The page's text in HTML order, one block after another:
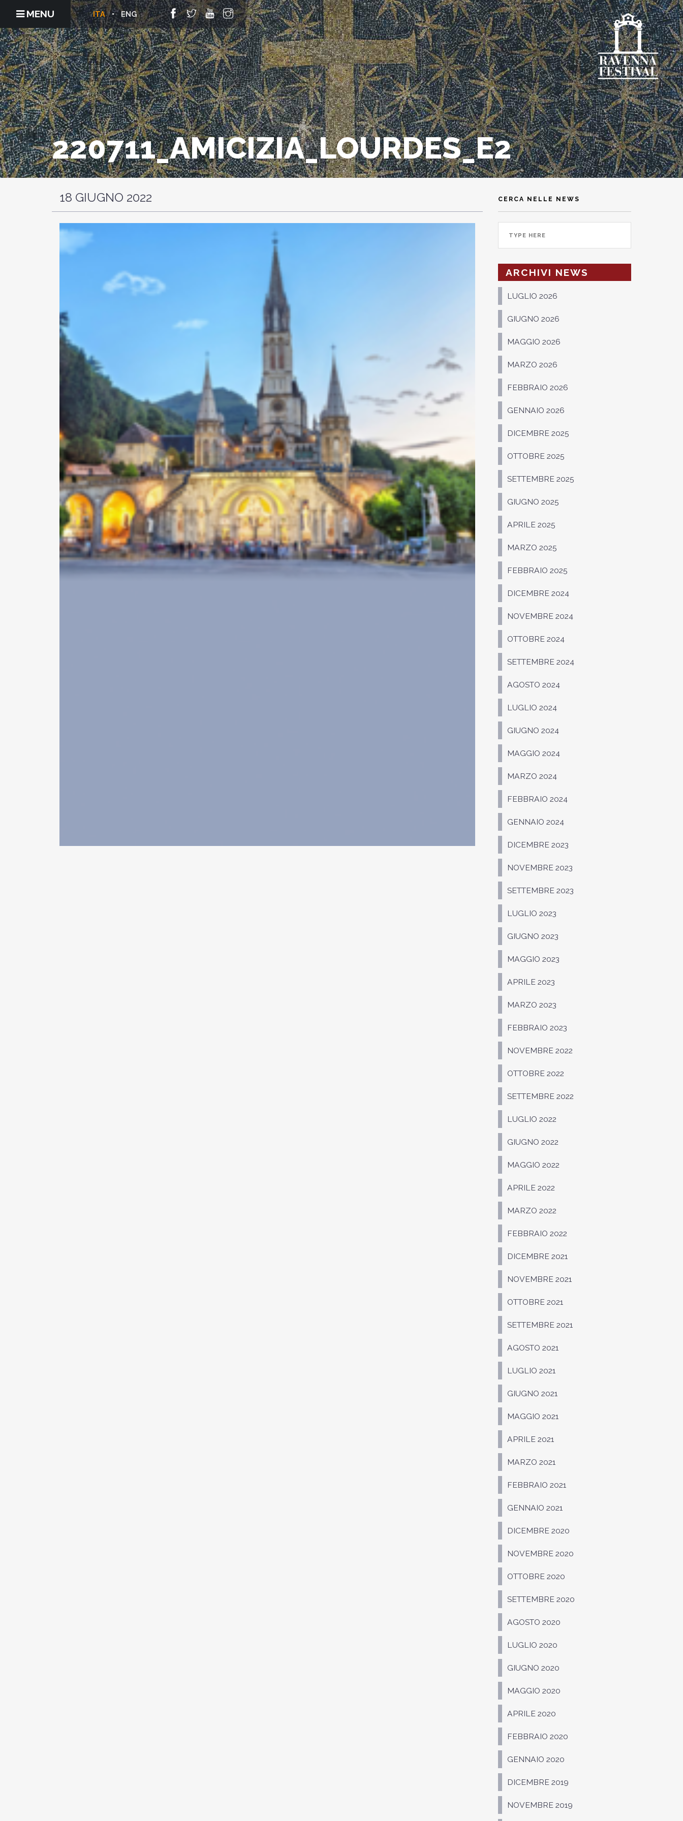
MENU ENG
ITA
220711_AMICIZIA_LOURDES_E2
18 GIUGNO 2022 CERCA NELLE NEWS
ARCHIVI NEWS
LUGLIO 2026
GIUGNO 2026
MAGGIO 2026
MARZO 2026
FEBBRAIO 2026
GENNAIO 2026
DICEMBRE 2025
OTTOBRE 2025
SETTEMBRE 2025
GIUGNO 2025
APRILE 2025
MARZO 2025
FEBBRAIO 2025
DICEMBRE 2024
NOVEMBRE 2024
OTTOBRE 2024
SETTEMBRE 2024
AGOSTO 2024
LUGLIO 2024
GIUGNO 2024
MAGGIO 2024
MARZO 2024
FEBBRAIO 2024
GENNAIO 2024
DICEMBRE 2023
NOVEMBRE 2023
SETTEMBRE 2023
LUGLIO 2023
GIUGNO 2023
MAGGIO 2023
APRILE 2023
MARZO 2023
FEBBRAIO 2023
NOVEMBRE 2022
OTTOBRE 2022
SETTEMBRE 2022
LUGLIO 2022
GIUGNO 2022
MAGGIO 2022
APRILE 2022
MARZO 2022
FEBBRAIO 2022
DICEMBRE 2021
NOVEMBRE 2021
OTTOBRE 2021
SETTEMBRE 2021
AGOSTO 2021
LUGLIO 2021
GIUGNO 2021
MAGGIO 2021
APRILE 2021
MARZO 2021
FEBBRAIO 2021
GENNAIO 2021
DICEMBRE 2020
NOVEMBRE 2020
OTTOBRE 2020
SETTEMBRE 2020
AGOSTO 2020
LUGLIO 2020
GIUGNO 2020
MAGGIO 2020
APRILE 2020
FEBBRAIO 2020
GENNAIO 2020
DICEMBRE 2019
NOVEMBRE 2019